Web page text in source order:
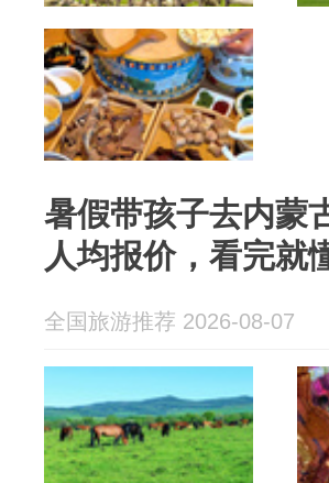
暑假带孩子去内蒙
人均报价，看完就
全国旅游推荐 2026-08-07